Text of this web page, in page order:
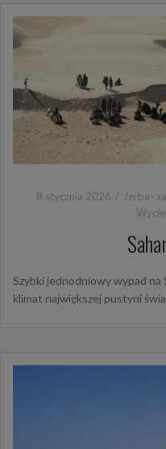
8 stycznia 2026 Jerba-
Szybki jednodniowy wypad na
klimat największej pustyni